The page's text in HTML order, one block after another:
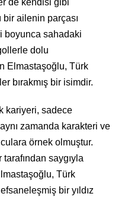
de kendisi gibi
ailenin parçası
boyunca sahadaki
dolu
Elmastaşoğlu, Türk
bırakmış bir isimdir.
kariyeri, sadece
zamanda karakteri ve
örnek olmuştur.
saygıyla
Türk
bir yıldız